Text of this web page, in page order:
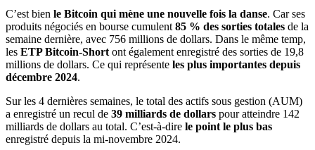
C’est bien le Bitcoin qui mène une nouvelle fois la danse. Car ses
produits négociés en bourse cumulent 85 % des sorties totales de la
semaine dernière, avec 756 millions de dollars. Dans le même temp,
les ETP Bitcoin-Short ont également enregistré des sorties de 19,8
millions de dollars. Ce qui représente les plus importantes depuis
décembre 2024.
Sur les 4 dernières semaines, le total des actifs sous gestion (AUM)
a enregistré un recul de 39 milliards de dollars pour atteindre 142
milliards de dollars au total. C’est-à-dire le point le plus bas
enregistré depuis la mi-novembre 2024.